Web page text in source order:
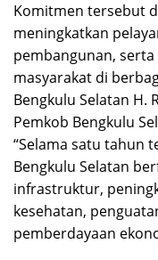
Komitmen tersebut
meningkatkan
pembangunan,
masyarakat di
Bengkulu Selatan H.
Pemkob Bengkulu
“Selama satu tahun
Bengkulu Selatan
infrastruktur,
kesehatan,
pemberdayaan